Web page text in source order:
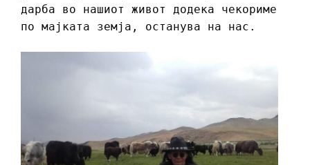
дарба во нашиот живот додека чекориме
по мајката земја, останува на нас.